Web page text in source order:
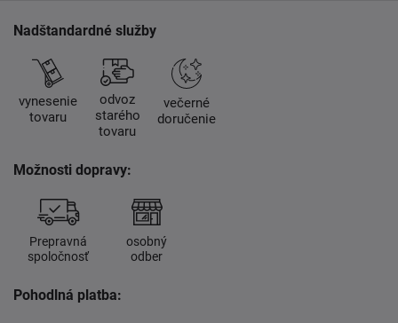
Nadštandardné služby
vynesenie
tovaru
odvoz
starého
tovaru
večerné
doručenie
Možnosti dopravy:
Prepravná
spoločnosť
osobný
odber
Pohodlná platba: